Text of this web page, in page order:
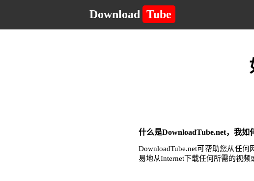
Download Tube
什么是DownloadTube.net，我如
DownloadTube.net可帮助您从任
易地从Internet下载任何所需的视频